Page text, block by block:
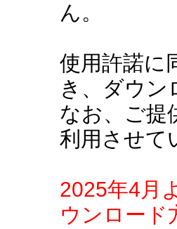
ん。
使用許諾に
き、ダウン
なお、ご提
利用させて
2025年4月
ウンロード